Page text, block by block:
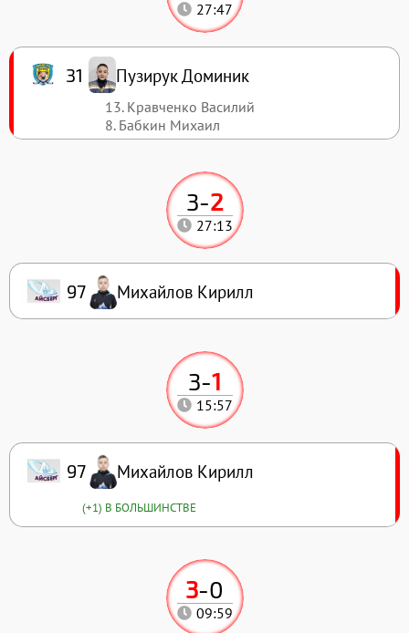
3-0
09:59
3-1
15:57
97 Михайлов Кирилл
(+1) В БОЛЬШИНСТВЕ
3-2
27:13
97 Михайлов Кирилл
27:47
31 Пузирук Доминик
13. Кравченко Василий
8. Бабкин Михаил